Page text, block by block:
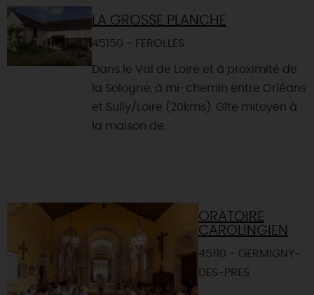
LA GROSSE PLANCHE
45150 - FEROLLES
Dans le Val de Loire et à proximité de
la Sologne, à mi-chemin entre Orléans
et Sully/Loire (20kms). Gîte mitoyen à
la maison de...
ORATOIRE
CAROLINGIEN
45110 - GERMIGNY-
DES-PRES